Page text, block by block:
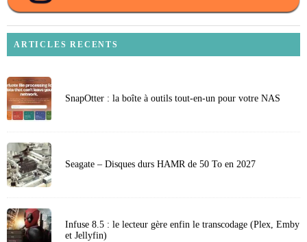
ARTICLES RECENTS
SnapOtter : la boîte à outils tout-en-un pour votre NAS
Seagate – Disques durs HAMR de 50 To en 2027
Infuse 8.5 : le lecteur gère enfin le transcodage (Plex, Emby
et Jellyfin)